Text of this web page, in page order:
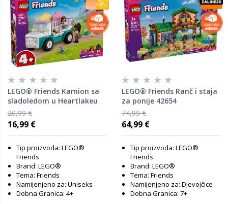
LEGO® Friends Kamion sa
sladoledom u Heartlakeu
42644
20,99 €
16,99 €
Tip proizvoda: LEGO®
Friends
Brand: LEGO®
Tema: Friends
Namijenjeno za: Uniseks
Dobna Granica: 4+
LEGO® Friends Ranč i staja
za ponije 42654
74,99 €
64,99 €
Tip proizvoda: LEGO®
Friends
Brand: LEGO®
Tema: Friends
Namijenjeno za: Djevojčice
Dobna Granica: 7+